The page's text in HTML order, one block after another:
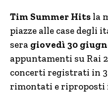
Tim Summer Hits la
piazze alle case degli
sera giovedì 30
appuntamenti su Rai
concerti registrati in
rimontati e riproposti